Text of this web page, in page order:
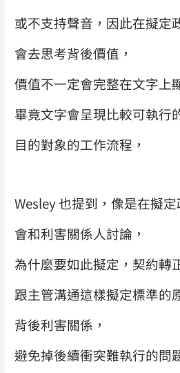
或不支持聲音，因此在擬定
會去思考背後價值，
價值不一定會完整在文字上
畢竟文字會呈現比較可執行
目的對象的工作流程，
Wesley 也提到，像是在擬定
會和利害關係人討論，
為什麼要如此擬定，契約轉
跟主管溝通這樣擬定標準的
背後利害關係，
避免掉後續衝突難執行的問